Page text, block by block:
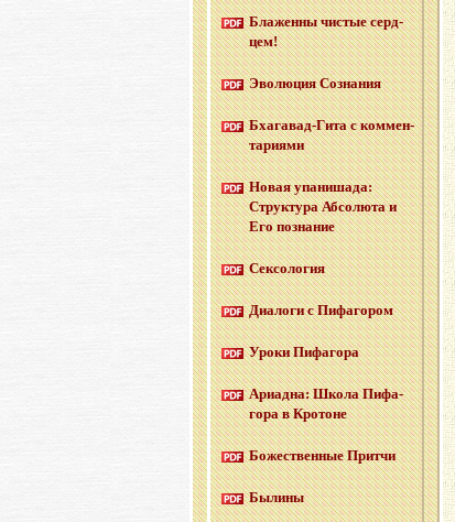
Бла­жен­ны чи­стые серд­
цем!
Эво­лю­ция Со­зна­ния
Бха­га­вад-Ги­та с ком­мен­
та­ри­я­ми
Новая упа­ни­ша­да:
Струк­ту­ра Аб­со­лю­та и
Его по­зна­ние
Сек­со­ло­гия
Диа­ло­ги с Пи­фа­го­ром
Уроки Пи­фа­го­ра
Ари­ад­на: Школа Пи­фа­
го­ра в Кро­тоне
Бо­же­ствен­ные Прит­чи
Бы­ли­ны